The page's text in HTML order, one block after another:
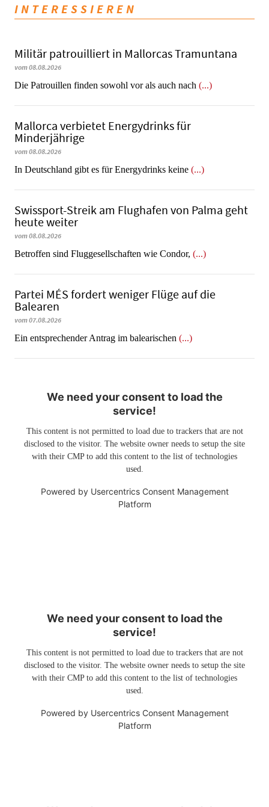
INTERESSIEREN
Militär patrouilliert in Mallorcas Tramuntana
vom 08.08.2026
Die Patrouillen finden sowohl vor als auch nach (...)
Mallorca verbietet Energydrinks für
Minderjährige
vom 08.08.2026
In Deutschland gibt es für Energydrinks keine (...)
Swissport-Streik am Flughafen von Palma geht
heute weiter
vom 08.08.2026
Betroffen sind Fluggesellschaften wie Condor, (...)
Partei MÉS fordert weniger Flüge auf die
Balearen
vom 07.08.2026
Ein entsprechender Antrag im balearischen (...)
We need your consent to load the
service!
This content is not permitted to load due to trackers that are not
disclosed to the visitor. The website owner needs to setup the site
with their CMP to add this content to the list of technologies
used.
Powered by Usercentrics Consent Management
Platform
We need your consent to load the
service!
This content is not permitted to load due to trackers that are not
disclosed to the visitor. The website owner needs to setup the site
with their CMP to add this content to the list of technologies
used.
Powered by Usercentrics Consent Management
Platform